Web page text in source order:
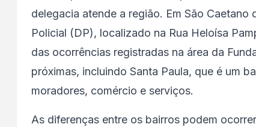
delegacia atende a região. Em São
Policial (DP), localizado na Rua Heloísa
das ocorrências registradas na área da
próximas, incluindo Santa Paula, que é um
moradores, comércio e serviços.
As diferenças entre os bairros podem